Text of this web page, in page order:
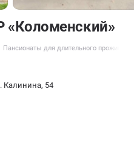
Пансионаты для длительного
Калинина, 54​